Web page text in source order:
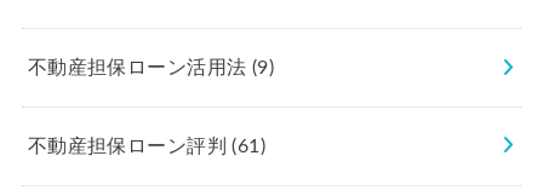
不動産担保ローン活用法 (9)
不動産担保ローン評判(61)